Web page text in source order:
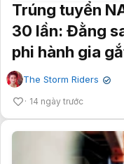
Trúng tuyển
30 lần: Đằng
phi hành gia
The Storm Riders ✔
14 ngày trước